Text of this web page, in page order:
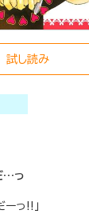
試し読み
…っ
っ!!」